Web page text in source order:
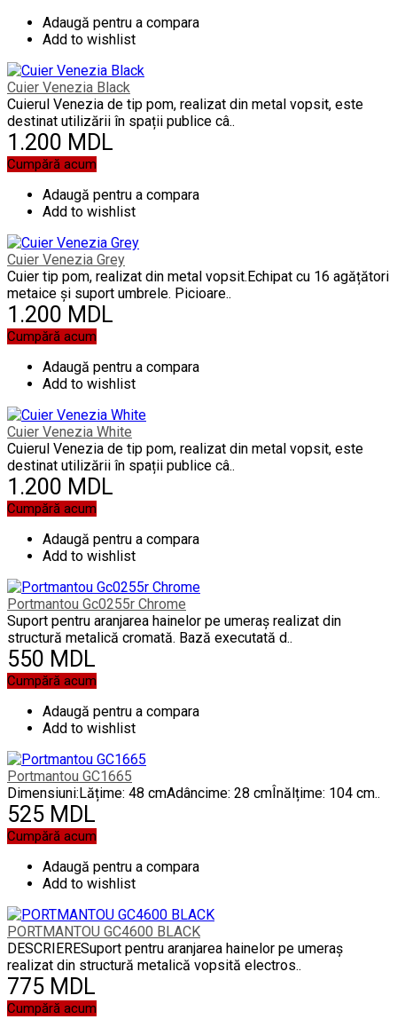
Adaugă pentru a compara
Add to wishlist
Cuier Venezia Black
Cuierul Venezia de tip pom, realizat din metal vopsit, este
destinat utilizării în spații publice câ..
1.200 MDL
Cumpără acum
Adaugă pentru a compara
Add to wishlist
Cuier Venezia Grey
Cuier tip pom, realizat din metal vopsit.Echipat cu 16 agățători
metaice și suport umbrele. Picioare..
1.200 MDL
Cumpără acum
Adaugă pentru a compara
Add to wishlist
Cuier Venezia White
Cuierul Venezia de tip pom, realizat din metal vopsit, este
destinat utilizării în spații publice câ..
1.200 MDL
Cumpără acum
Adaugă pentru a compara
Add to wishlist
Portmantou Gc0255r Chrome
Suport pentru aranjarea hainelor pe umeraș realizat din
structură metalică cromată. Bază executată d..
550 MDL
Cumpără acum
Adaugă pentru a compara
Add to wishlist
Portmantou GC1665
Dimensiuni:Lățime: 48 cmAdâncime: 28 cmÎnălțime: 104 cm..
525 MDL
Cumpără acum
Adaugă pentru a compara
Add to wishlist
PORTMANTOU GC4600 BLACK
DESCRIERESuport pentru aranjarea hainelor pe umeraș
realizat din structură metalică vopsită electros..
775 MDL
Cumpără acum